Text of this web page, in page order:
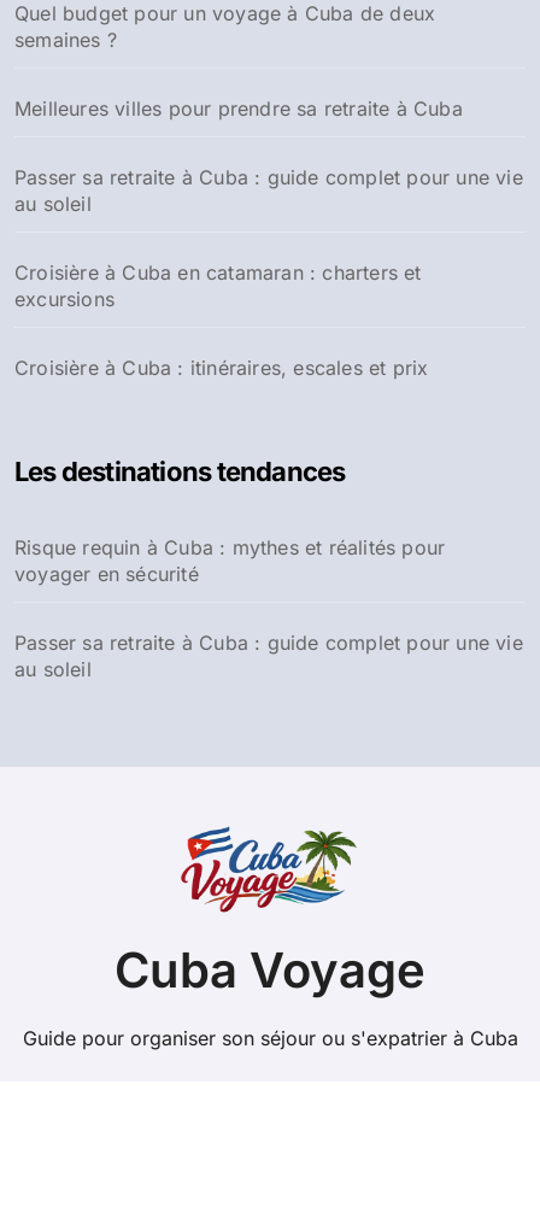
e
r
Quel budget pour un voyage à Cuba de deux
semaines ?
Meilleures villes pour prendre sa retraite à Cuba
Passer sa retraite à Cuba : guide complet pour une vie
au soleil
Croisière à Cuba en catamaran : charters et
excursions
Croisière à Cuba : itinéraires, escales et prix
Les destinations tendances
Risque requin à Cuba : mythes et réalités pour
voyager en sécurité
Passer sa retraite à Cuba : guide complet pour une vie
au soleil
Cuba Voyage
Guide pour organiser son séjour ou s'expatrier à Cuba